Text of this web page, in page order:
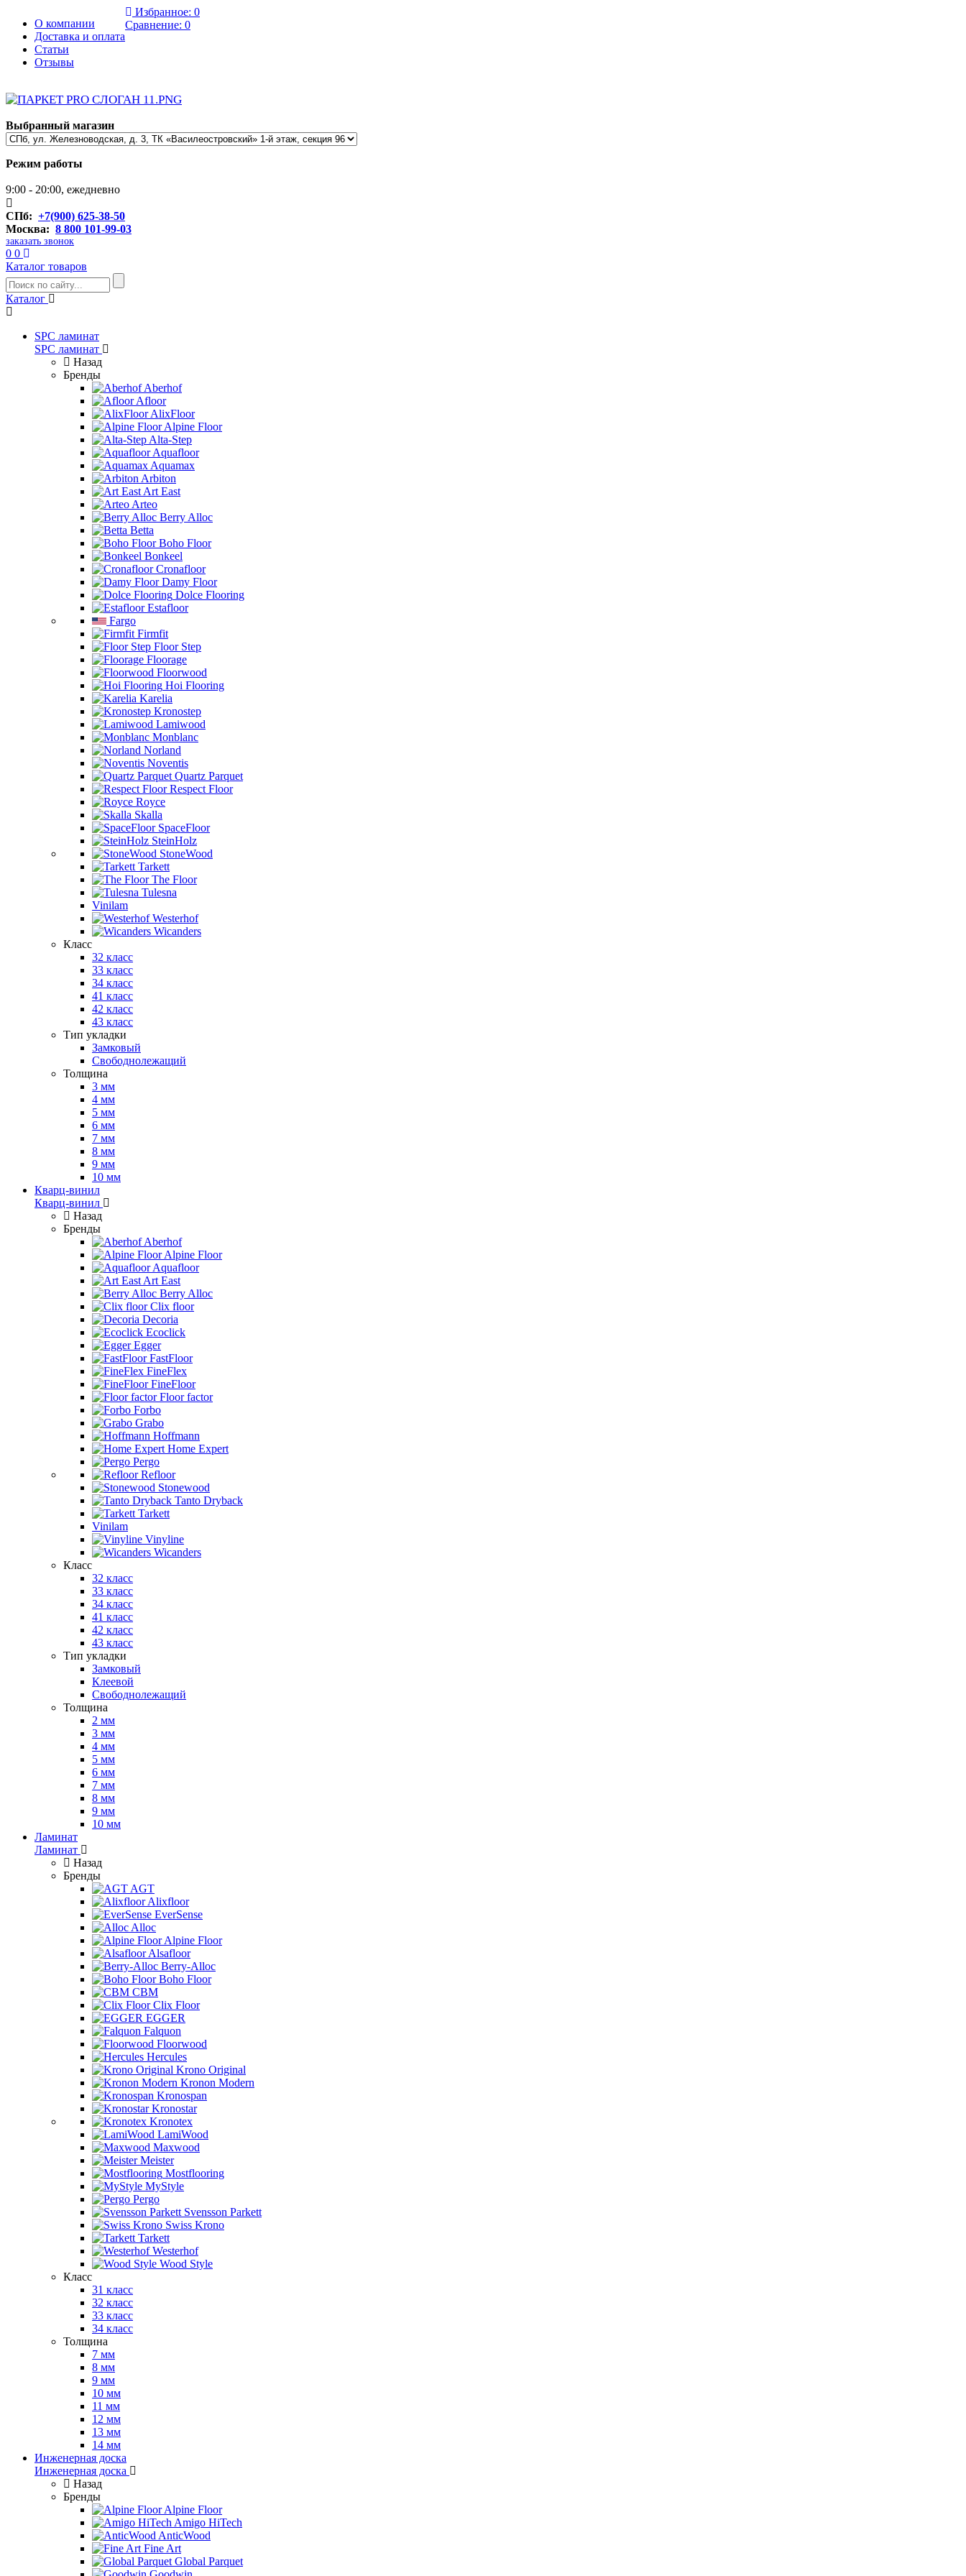
О компании
Доставка и оплата
Статьи
Отзывы
Избранное: 0
Сравнение: 0
Выбранный магазин
Режим работы
9:00 - 20:00, ежедневно
СПб: +7(900) 625-38-50
Москва: 8 800 101-99-03
заказать звонок
0 0
Каталог товаров
Каталог
SPC ламинат
SPC ламинат
Назад
Бренды
Aberhof
Afloor
AlixFloor
Alpine Floor
Alta-Step
Aquafloor
Aquamax
Arbiton
Art East
Arteo
Berry Alloc
Betta
Boho Floor
Bonkeel
Cronafloor
Damy Floor
Dolce Flooring
Estafloor
Fargo
Firmfit
Floor Step
Floorage
Floorwood
Hoi Flooring
Karelia
Kronostep
Lamiwood
Monblanc
Norland
Noventis
Quartz Parquet
Respect Floor
Royce
Skalla
SpaceFloor
SteinHolz
StoneWood
Tarkett
The Floor
Tulesna
Vinilam
Westerhof
Wicanders
Класс
32 класс
33 класс
34 класс
41 класс
42 класс
43 класс
Тип укладки
Замковый
Свободнолежащий
Толщина
3 мм
4 мм
5 мм
6 мм
7 мм
8 мм
9 мм
10 мм
Кварц-винил
Кварц-винил
Назад
Бренды
Aberhof
Alpine Floor
Aquafloor
Art East
Berry Alloc
Clix floor
Decoria
Ecoclick
Egger
FastFloor
FineFlex
FineFloor
Floor factor
Forbo
Grabo
Hoffmann
Home Expert
Pergo
Refloor
Stonewood
Tanto Dryback
Tarkett
Vinilam
Vinyline
Wicanders
Класс
32 класс
33 класс
34 класс
41 класс
42 класс
43 класс
Тип укладки
Замковый
Клеевой
Свободнолежащий
Толщина
2 мм
3 мм
4 мм
5 мм
6 мм
7 мм
8 мм
9 мм
10 мм
Ламинат
Ламинат
Назад
Бренды
AGT
Alixfloor
EverSense
Alloc
Alpine Floor
Alsafloor
Berry-Alloc
Boho Floor
CBM
Clix Floor
EGGER
Falquon
Floorwood
Hercules
Krono Original
Kronon Modern
Kronospan
Kronostar
Kronotex
LamiWood
Maxwood
Meister
Mostflooring
MyStyle
Pergo
Svensson Parkett
Swiss Krono
Tarkett
Westerhof
Wood Style
Класс
31 класс
32 класс
33 класс
34 класс
Толщина
7 мм
8 мм
9 мм
10 мм
11 мм
12 мм
13 мм
14 мм
Инженерная доска
Инженерная доска
Назад
Бренды
Alpine Floor
Amigo HiTech
AnticWood
Fine Art
Global Parquet